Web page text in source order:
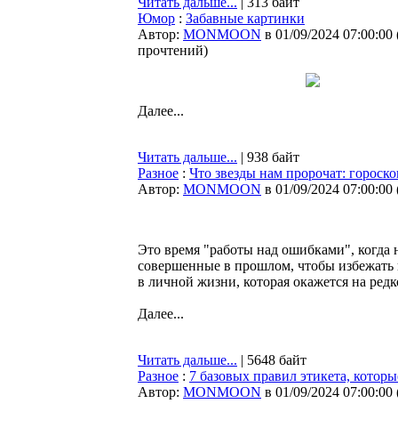
Юмор : Забавные картинки
Автор: MONMOON в 01/09/2024 07:00:00
прочтений)
Далее...
Читать дальше... | 938 байт
Разное : Что звезды нам пророчат:
Автор: MONMOON в 01/09/2024 07:00:00
Это время "работы над ошибками", когда
совершенные в прошлом, чтобы
в личной жизни, которая окажется на
Далее...
Читать дальше... | 5648 байт
Разное : 7 базовых правил этикета,
Автор: MONMOON в 01/09/2024 07:00:00